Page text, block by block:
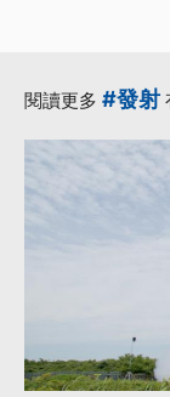
閱讀更多 #發射